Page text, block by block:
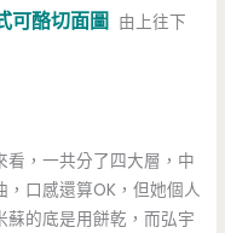
可酪切面圖 由上往下
，一共分了四大層，中
口感還算OK，但她個人
的底是用餅乾，而弘宇